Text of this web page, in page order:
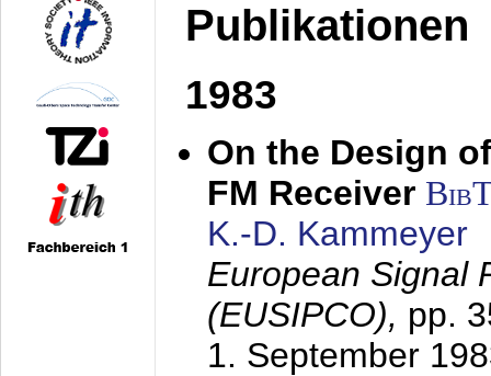
Publikationen
1983
On the Design
FM Receiver
K.-D. Kammeyer
European Signal
(EUSIPCO), pp.
1. September